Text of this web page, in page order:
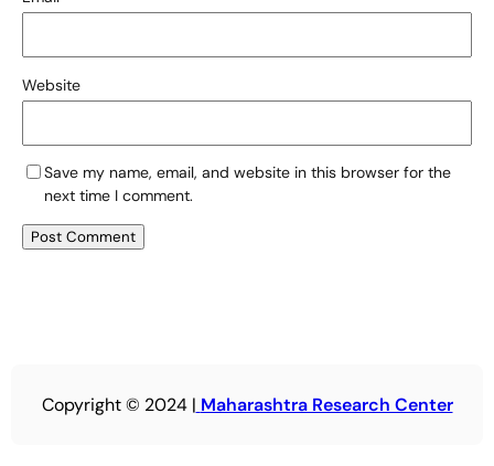
Website
Save my name, email, and website in this browser for the
next time I comment.
Copyright © 2024 | Maharashtra Research Center